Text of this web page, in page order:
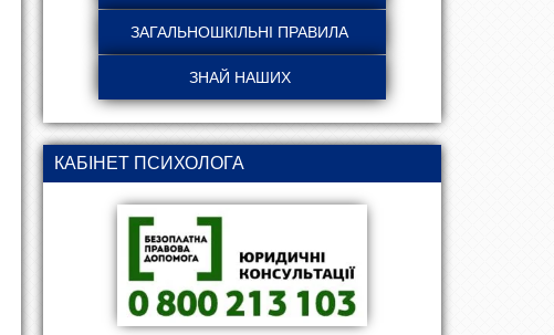
КАБІНЕТ ПСИХОЛОГА